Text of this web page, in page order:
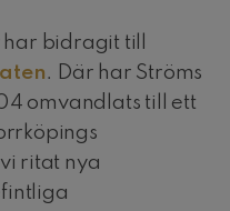
bidragit till
. Där har Ströms
omvandlats till ett
ritat nya